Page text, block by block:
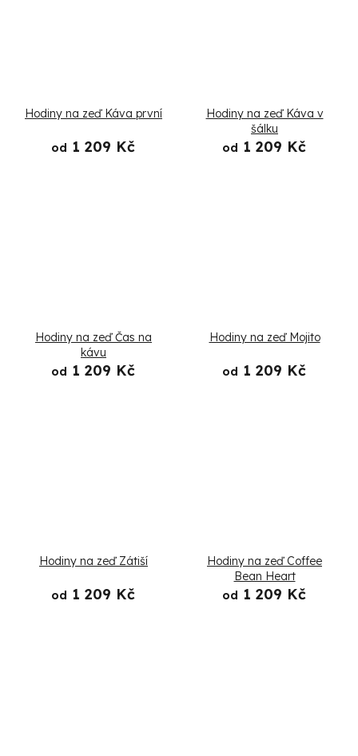
Hodiny na zeď Káva první
od 1 209 Kč
Hodiny na zeď Káva v
šálku
od 1 209 Kč
Hodiny na zeď Čas na
kávu
od 1 209 Kč
Hodiny na zeď Mojito
od 1 209 Kč
Hodiny na zeď Zátiší
od 1 209 Kč
Hodiny na zeď Coffee
Bean Heart
od 1 209 Kč